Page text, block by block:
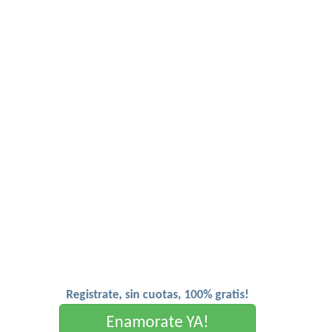
Registrate, sin cuotas, 100% gratis!
Enamorate YA!